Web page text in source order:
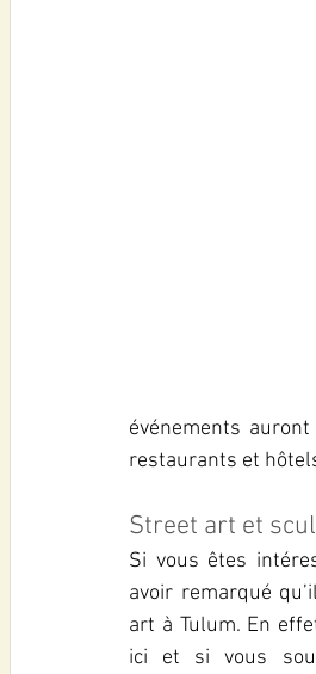
événements
restaurants et
Street art et
Si vous êtes
avoir remarqué
art à Tulum. En
ici et si vous